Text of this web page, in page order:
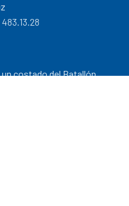
un costado del Batallón